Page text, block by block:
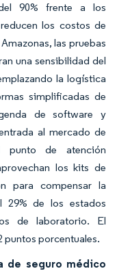
90% frente a los
los costos de
las pruebas
una sensibilidad del
la logística
simplificadas de
de software y
al mercado de
punto de atención
los kits de
para compensar la
29% de los estados
de laboratorio. El
puntos porcentuales.
de seguro médico